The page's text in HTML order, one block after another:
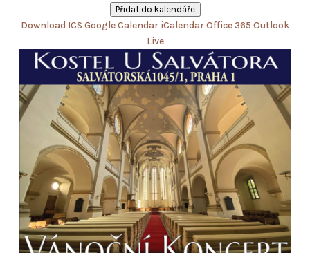
Přidat do kalendáře
Download ICS Google Calendar iCalendarOffice 365 Outlook
Live